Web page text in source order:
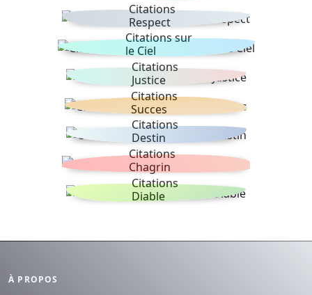
Citations
Respect
Citations sur
le Ciel
Citations
Justice
Citations
Succes
Citations
Destin
Citations
Chagrin
Citations
Diable
À PROPOS